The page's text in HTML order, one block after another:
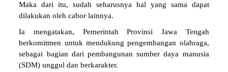
Maka dari itu, sudah seharusnya hal yang sama dapat
dilakukan oleh cabor lainnya.
Ia mengatakan, Pemerintah Provinsi Jawa Tengah
berkomitmen untuk mendukung pengembangan olahraga,
sebagai bagian dari pembangunan sumber daya manusia
(SDM) unggul dan berkarakter.